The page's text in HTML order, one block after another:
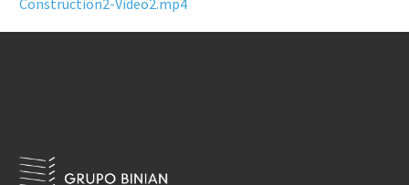
PANAMÁ – ESPAÑOL
Construction2-Video2.mp4